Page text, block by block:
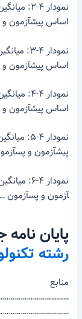
نمودار
اساس پیش­آزمون
نمودار
اساس پیش­آزمون
نمودار
اساس پیش­آزمون
نمودار
پیش­آزمون و
آزمون و
پایان­
رشته
منابع